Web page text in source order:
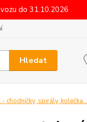
do 31.10.2026
Hledat
chodníčky, spirály, kolečka...